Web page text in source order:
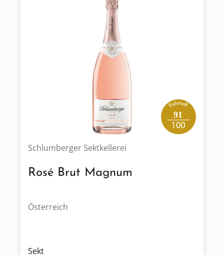
91
Schlumberger Sektkellerei
Rosé Brut Magnum
Österreich
Sekt